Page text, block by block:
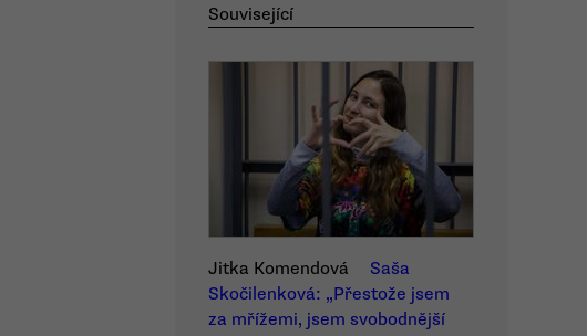
Související
Jitka Komendová
Saša
Skočilenková: „Přestože jsem
za mřížemi, jsem svobodnější